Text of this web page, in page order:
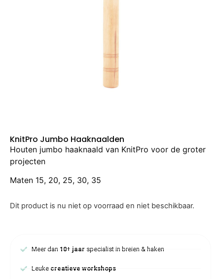
KnitPro Jumbo Haaknaalden
Houten jumbo haaknaald van KnitPro voor de groter
projecten
Maten 15, 20, 25, 30, 35
Dit product is nu niet op voorraad en niet beschikbaar.
Meer dan 10+ jaar specialist in breien & haken
Leuke creatieve workshops